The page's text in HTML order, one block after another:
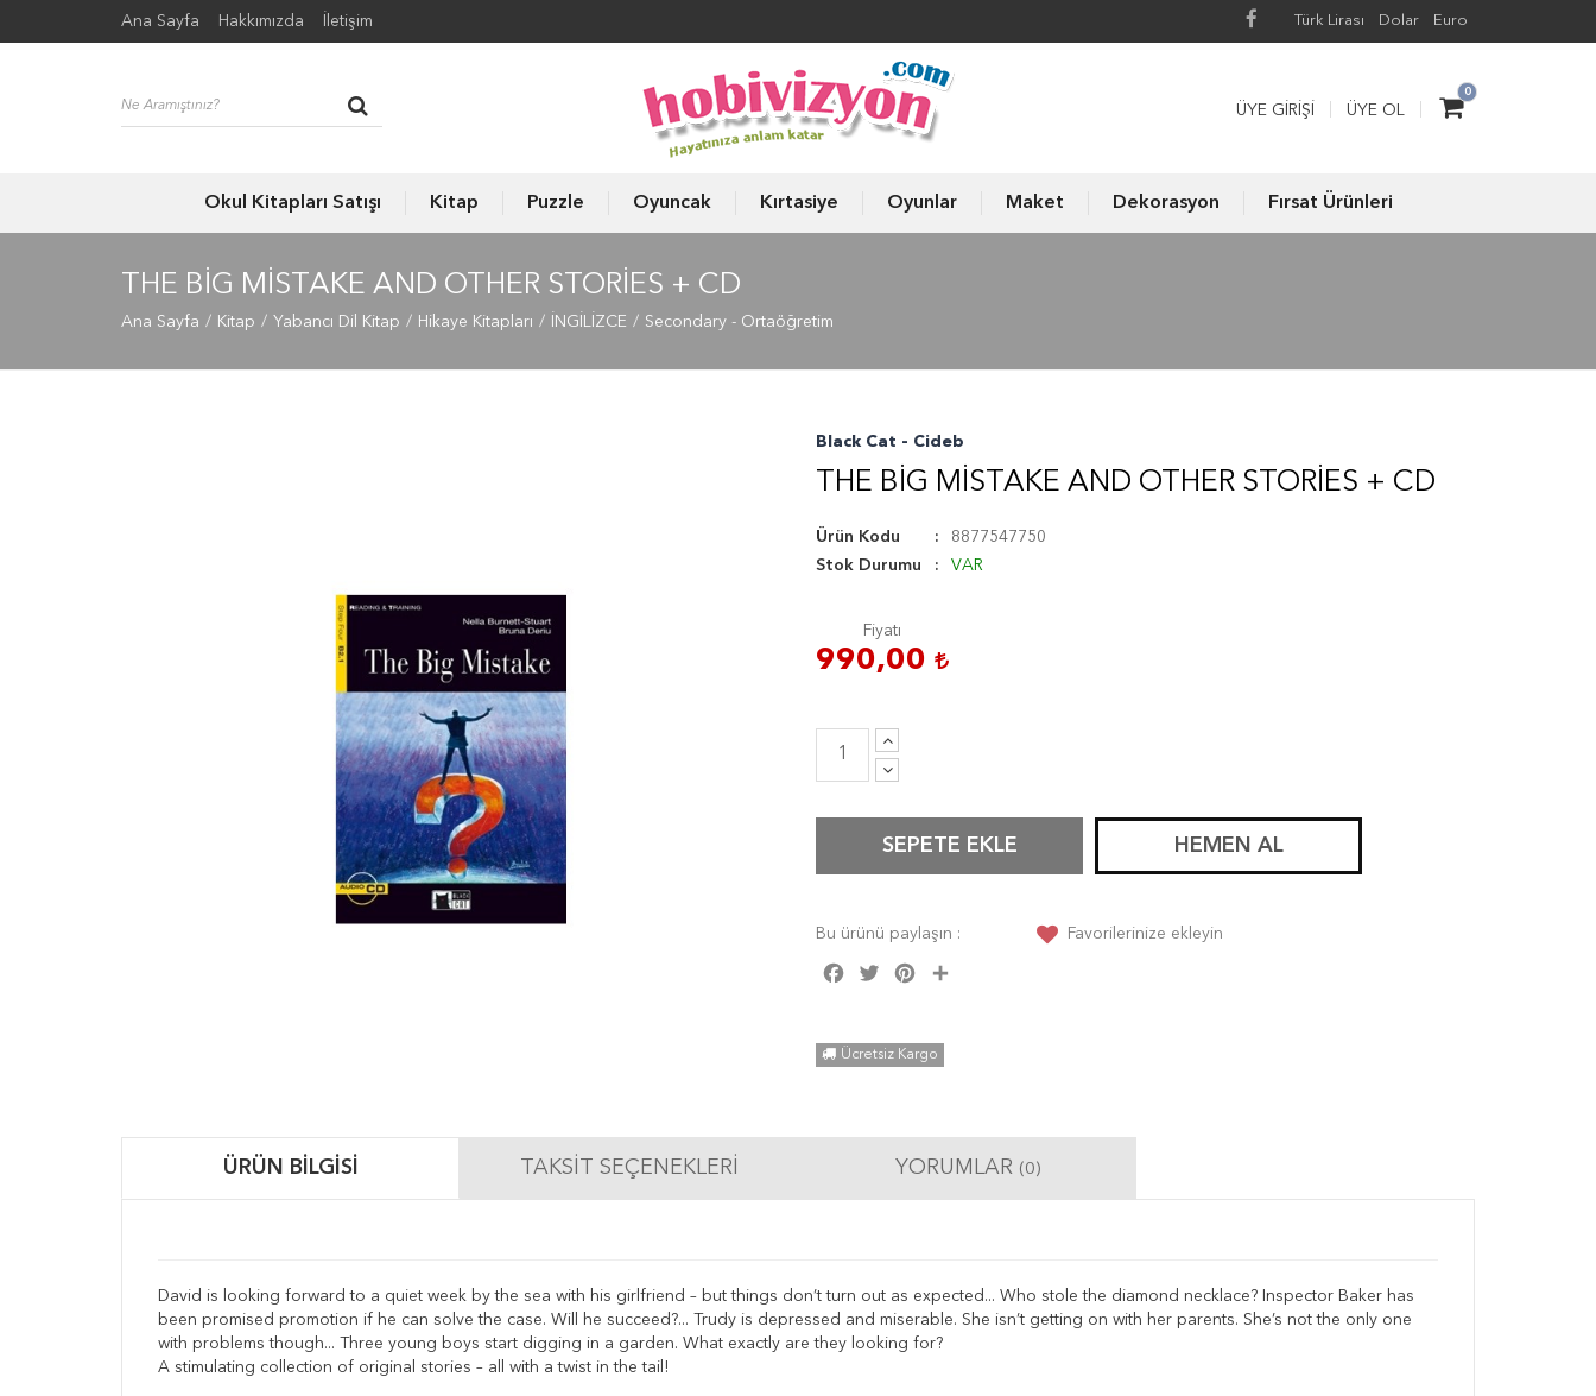
Ana Sayfa Hakkımızda İletişim Türk Lirası Dolar Euro
0
ÜYE GIRIŞI ÜYE OL
Okul Kitapları Satışı Kitap Puzzle Oyuncak Kırtasiye Oyunlar Maket Dekorasyon Fırsat Ürünleri
THE BIG MISTAKE AND OTHER STORIES + CD
Ana Sayfa Kitap Yabancı Dil Kitap Hikaye Kitapları İNGİLİZCE Secondary - Ortaöğretim
Black Cat - Cideb
THE BIG MISTAKE AND OTHER STORIES + CD
Ürün Kodu
8877547750
Stok Durumu
VAR
Fiyatı
990,00
SEPETE EKLE HEMEN AL
Bu ürünü paylaşın :
Facebook
Twitter Pinterest
Favorilerinize ekleyin
Ücretsiz Kargo
ÜRÜN BILGISI TAKSIT SEÇENEKLERI YORUMLAR (0)
David is looking forward to a quiet week by the sea with his girlfriend – but things don’t turn out as expected... Who stole the diamond necklace? Inspector Baker has
been promised promotion if he can solve the case. Will he succeed?... Trudy is depressed and miserable. She isn’t getting on with her parents. She’s not the only one
with problems though... Three young boys start digging in a garden. What exactly are they looking for?
A stimulating collection of original stories – all with a twist in the tail!